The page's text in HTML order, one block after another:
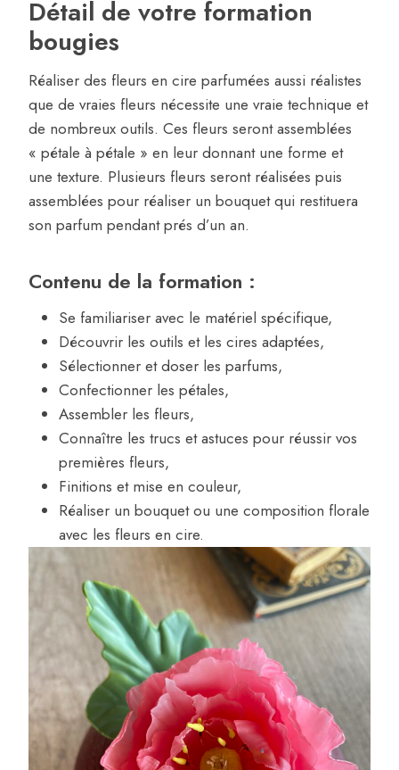
Détail de votre formation
bougies
Réaliser des fleurs en cire parfumées aussi réalistes
que de vraies fleurs nécessite une vraie technique et
de nombreux outils. Ces fleurs seront assemblées
« pétale à pétale » en leur donnant une forme et
une texture. Plusieurs fleurs seront réalisées puis
assemblées pour réaliser un bouquet qui restituera
son parfum pendant prés d’un an.
Contenu de la formation :
Se familiariser avec le matériel spécifique,
Découvrir les outils et les cires adaptées,
Sélectionner et doser les parfums,
Confectionner les pétales,
Assembler les fleurs,
Connaître les trucs et astuces pour réussir vos
premières fleurs,
Finitions et mise en couleur,
Réaliser un bouquet ou une composition florale
avec les fleurs en cire.